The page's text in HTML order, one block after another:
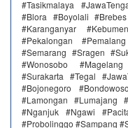
#Tasikmalaya
#Blora #Boyolali
#Karanganyar
#Pekalongan
#Semarang #Sragen
#Wonosobo
#Surakarta #Tegal
#Bojonegoro
#Lamongan #Lumajang
#Nganjuk #Ngawi
#Probolinggo #Sampang